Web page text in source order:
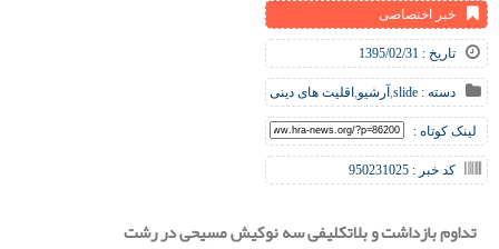
خبر اختصاصی
تاریخ : 1395/02/31
دسته : slide
,آرشیو,اقلیت های دینی
لینک کوتاه :
کد خبر : 950231025
تداوم بازداشت و بلاتکلیفی سه نوکیش مسیحی در رشت